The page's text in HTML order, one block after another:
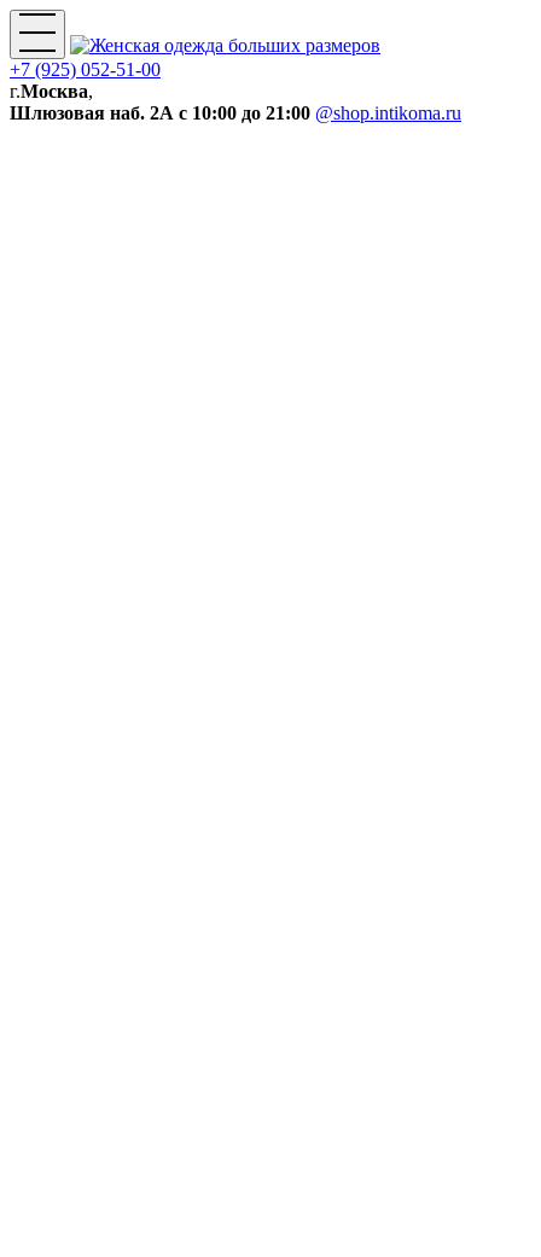
+7 (925) 052-51-00
г.Москва,
Шлюзовая наб. 2А с 10:00 до 21:00 @shop.intikoma.ru